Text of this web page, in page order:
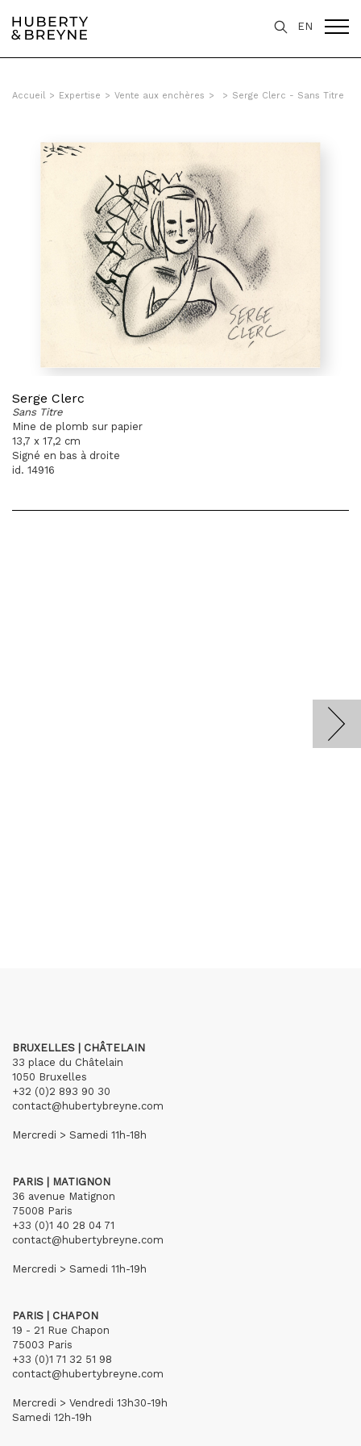
EN
Accueil > Expertise > Vente aux enchères > > Serge Clerc - Sans Titre
Serge Clerc
Sans Titre
Mine de plomb sur papier
13,7 x 17,2 cm
Signé en bas à droite
id. 14916
BRUXELLES | CHÂTELAIN
33 place du Châtelain
1050 Bruxelles
+32 (0)2 893 90 30
contact@hubertybreyne.com
Mercredi > Samedi 11h-18h
PARIS | MATIGNON
36 avenue Matignon
75008 Paris
+33 (0)1 40 28 04 71
contact@hubertybreyne.com
Mercredi > Samedi 11h-19h
PARIS | CHAPON
19 - 21 Rue Chapon
75003 Paris
+33 (0)1 71 32 51 98
contact@hubertybreyne.com
Mercredi > Vendredi 13h30-19h
Samedi 12h-19h